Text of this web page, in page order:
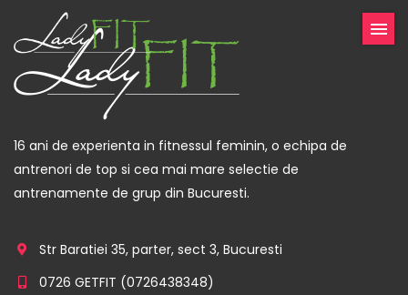
16 ani de experienta in fitnessul feminin, o echipa de
antrenori de top si cea mai mare selectie de
antrenamente de grup din Bucuresti.
Str Baratiei 35, parter, sect 3, Bucuresti
0726 GETFIT (0726438348)